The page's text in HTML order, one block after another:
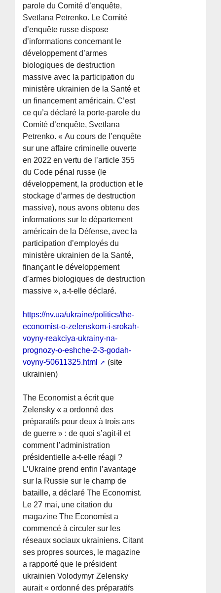
parole du Comité d’enquête,
Svetlana Petrenko. Le Comité
d’enquête russe dispose
d’informations concernant le
développement d’armes
biologiques de destruction
massive avec la participation du
ministère ukrainien de la Santé et
un financement américain. C’est
ce qu’a déclaré la porte-parole du
Comité d’enquête, Svetlana
Petrenko. « Au cours de l’enquête
sur une affaire criminelle ouverte
en 2022 en vertu de l’article 355
du Code pénal russe (le
développement, la production et le
stockage d’armes de destruction
massive), nous avons obtenu des
informations sur le département
américain de la Défense, avec la
participation d’employés du
ministère ukrainien de la Santé,
finançant le développement
d’armes biologiques de destruction
massive », a-t-elle déclaré.
https://nv.ua/ukraine/politics/the-
economist-o-zelenskom-i-srokah-
voyny-reakciya-ukrainy-na-
prognozy-o-eshche-2-3-godah-
voyny-50611325.html
(site
ukrainien)
The Economist a écrit que
Zelensky « a ordonné des
préparatifs pour deux à trois ans
de guerre » : de quoi s’agit-il et
comment l’administration
présidentielle a-t-elle réagi ?
L’Ukraine prend enfin l’avantage
sur la Russie sur le champ de
bataille, a déclaré The Economist.
Le 27 mai, une citation du
magazine The Economist a
commencé à circuler sur les
réseaux sociaux ukrainiens. Citant
ses propres sources, le magazine
a rapporté que le président
ukrainien Volodymyr Zelensky
aurait « ordonné des préparatifs